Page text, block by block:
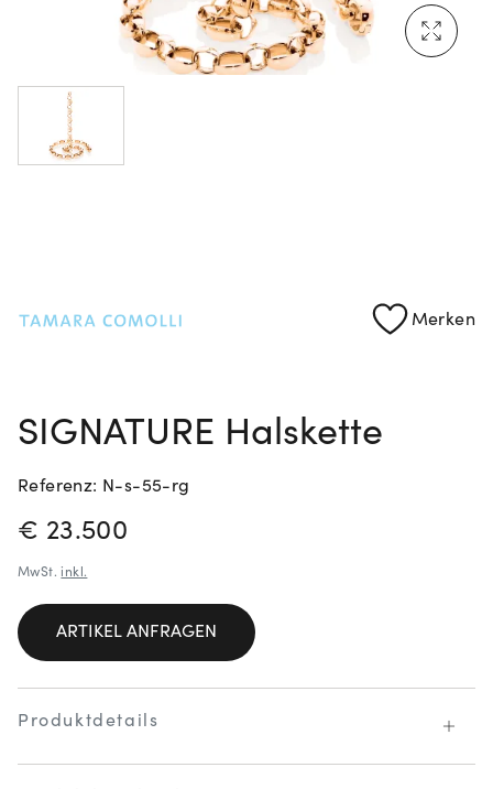
Mehr erfahren: Ikonische Uhren von Cartier
Merken
SIGNATURE Halskette
Referenz: N-s-55-rg
PREISINFORMATIONEN
€ 23.500
MwSt. inkl.
ARTIKEL ANFRAGEN
Produktdetails